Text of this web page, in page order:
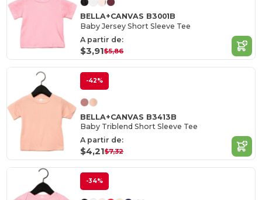
BELLA+CANVAS B3001B
Baby Jersey Short Sleeve Tee
A partir de:
$3,91$5,86
-42%
BELLA+CANVAS B3413B
Baby Triblend Short Sleeve Tee
A partir de:
$4,21$7,32
-34%